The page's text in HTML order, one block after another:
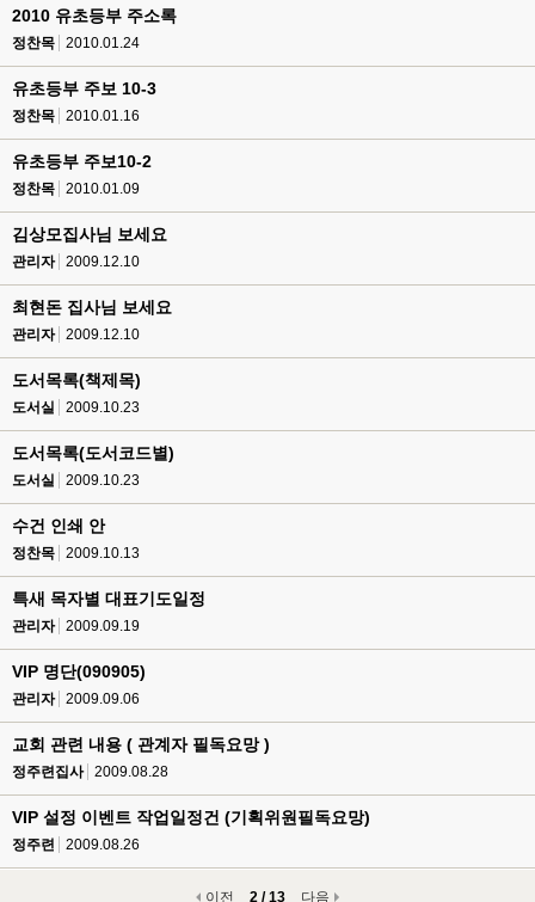
2010 유초등부 주소록
정찬목 2010.01.24
유초등부 주보 10-3
정찬목 2010.01.16
유초등부 주보10-2
정찬목 2010.01.09
김상모집사님 보세요
관리자 2009.12.10
최현돈 집사님 보세요
관리자 2009.12.10
도서목록(책제목)
도서실 2009.10.23
도서목록(도서코드별)
도서실 2009.10.23
수건 인쇄 안
정찬목 2009.10.13
특새 목자별 대표기도일정
관리자 2009.09.19
VIP 명단(090905)
관리자 2009.09.06
교회 관련 내용 ( 관계자 필독요망 )
정주련집사 2009.08.28
VIP 설정 이벤트 작업일정건 (기획위원필독요망)
정주련 2009.08.26
이전 2 / 13 다음